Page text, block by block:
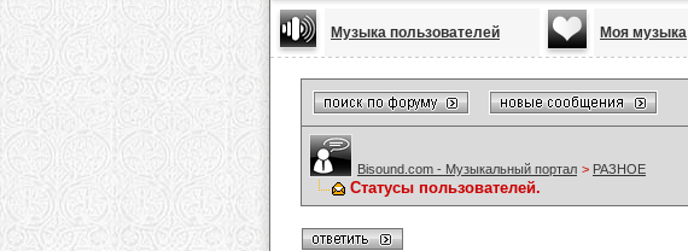
Музыка пользователей Моя музыка
Bisound.com - Музыкальный портал > РАЗНОЕ
Статусы пользователей.